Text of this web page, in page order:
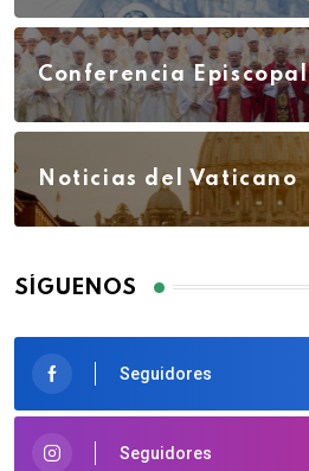
Conferencia
Noticias del Vaticano
SÍGUENOS
Seguidores
Seguidores